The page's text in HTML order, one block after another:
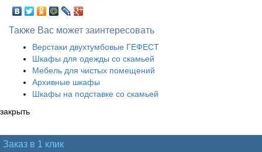
Также Вас может заинтересовать
Верстаки двухтумбовые ГЕФЕСТ
Шкафы для одежды со скамьей
Мебель для чистых помещений
Архивные шкафы
Шкафы на подставке со скамьей
закрыть
Заказ в 1 клик